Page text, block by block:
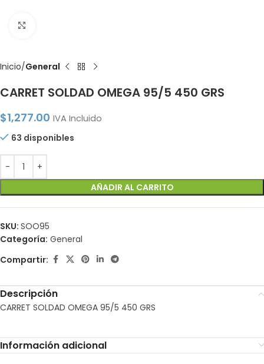
Inicio General
CARRET SOLDAD OMEGA 95/5 450 GRS
$1,277.00 IVA Incluido
63 disponibles
AÑADIR AL CARRITO
SKU: SOO95
Categoría: General
Compartir:
Descripción
CARRET SOLDAD OMEGA 95/5 450 GRS
Información adicional